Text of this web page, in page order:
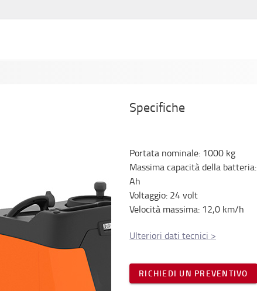
Specifiche
Portata nominale: 1000 kg
Massima capacità della batteria:
Ah
Voltaggio: 24volt
Velocità massima: 12,0 km/h
Ulteriori dati tecnici >
RICHIEDI UN PREVENTIVO